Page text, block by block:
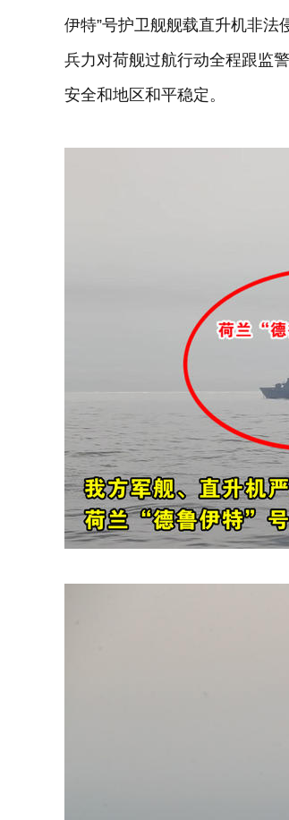
伊特”号护卫舰舰载直升机非
兵力对荷舰过航行动全程跟监
安全和地区和平稳定。